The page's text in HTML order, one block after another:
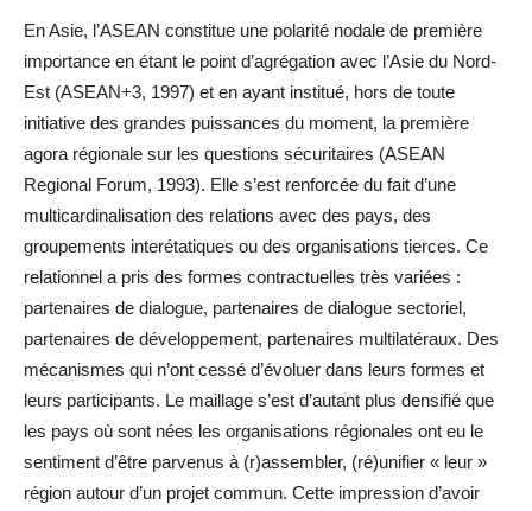
En Asie, l’ASEAN constitue une polarité nodale de première
importance en étant le point d’agrégation avec l’Asie du Nord-
Est (ASEAN+3, 1997) et en ayant institué, hors de toute
initiative des grandes puissances du moment, la première
agora régionale sur les questions sécuritaires (ASEAN
Regional Forum, 1993). Elle s’est renforcée du fait d’une
multicardinalisation des relations avec des pays, des
groupements interétatiques ou des organisations tierces. Ce
relationnel a pris des formes contractuelles très variées :
partenaires de dialogue, partenaires de dialogue sectoriel,
partenaires de développement, partenaires multilatéraux. Des
mécanismes qui n’ont cessé d’évoluer dans leurs formes et
leurs participants. Le maillage s’est d’autant plus densifié que
les pays où sont nées les organisations régionales ont eu le
sentiment d’être parvenus à (r)assembler, (ré)unifier « leur »
région autour d’un projet commun. Cette impression d’avoir